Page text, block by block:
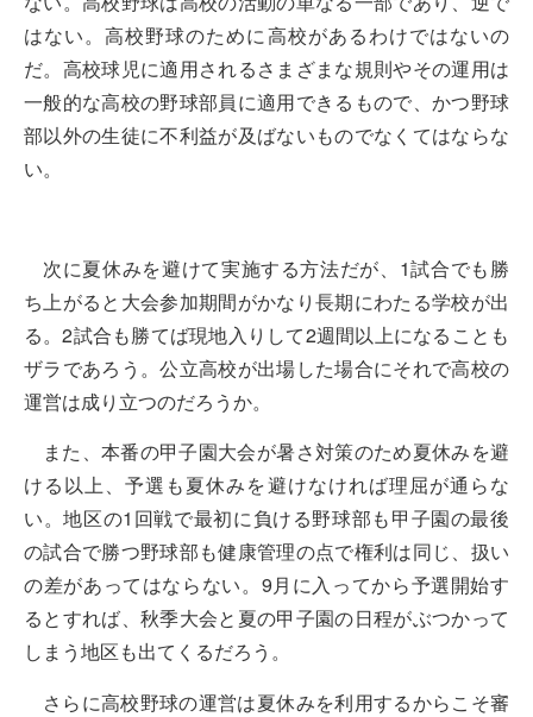
はない。高校野球のために高校があるわけではないの
だ。高校球児に適用されるさまざまな規則やその運用は
一般的な高校の野球部員に適用できるもので、かつ野球
部以外の生徒に不利益が及ばないものでなくてはならな
い。
次に夏休みを避けて実施する方法だが、1試合でも勝
ち上がると大会参加期間がかなり長期にわたる学校が出
る。2試合も勝てば現地入りして2週間以上になることも
ザラであろう。公立高校が出場した場合にそれで高校の
運営は成り立つのだろうか。
また、本番の甲子園大会が暑さ対策のため夏休みを避
ける以上、予選も夏休みを避けなければ理屈が通らな
い。地区の1回戦で最初に負ける野球部も甲子園の最後
の試合で勝つ野球部も健康管理の点で権利は同じ、扱い
の差があってはならない。9月に入ってから予選開始す
るとすれば、秋季大会と夏の甲子園の日程がぶつかって
しまう地区も出てくるだろう。
さらに高校野球の運営は夏休みを利用するからこそ審